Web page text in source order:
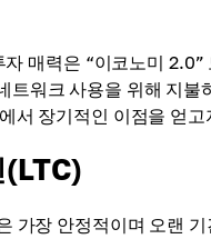
매력은 “이코노미
트워크 사용을 위해 지
서 장기적인 이점을 얻
(LTC)
가장 안정적이며 오랜